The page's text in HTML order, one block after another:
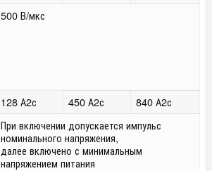
500 В/мкс
128 А2с 450 А2с 840 А2с
При включении допускается импульс
номинального напряжения,
далее включено с минимальным
напряжением питания